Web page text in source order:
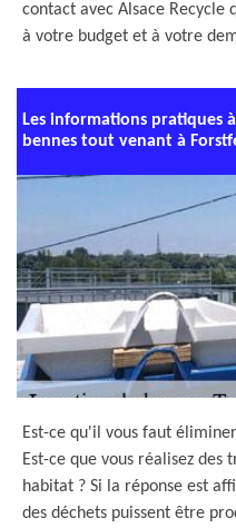
contact avec Alsace Recycle
à votre budget et à votre
Les informations pratiques
bennes tout venant à
Est-ce qu'il vous faut
Est-ce que vous réalisez
habitat ? Si la réponse est
des déchets puissent être